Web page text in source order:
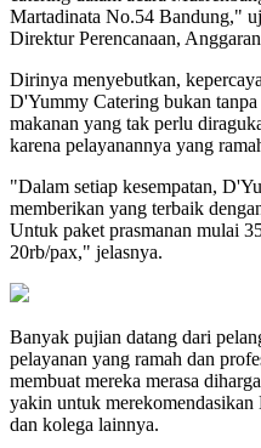
Martadinata No.54 Bandung,"
Direktur Perencanaan,
Dirinya menyebutkan,
D'Yummy Catering bukan tanpa
makanan yang tak perlu
karena pelayanannya yang
"Dalam setiap kesempatan,
memberikan yang terbaik
Untuk paket prasmanan mulai
20rb/pax," jelasnya.
Banyak pujian datang dari
pelayanan yang ramah dan
membuat mereka merasa
yakin untuk
dan kolega lainnya.